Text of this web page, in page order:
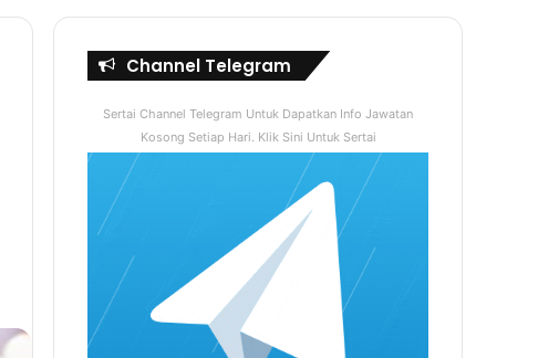
Channel Telegram
Sertai Channel Telegram Untuk Dapatkan Info Jawatan
Kosong Setiap Hari. Klik Sini Untuk Sertai